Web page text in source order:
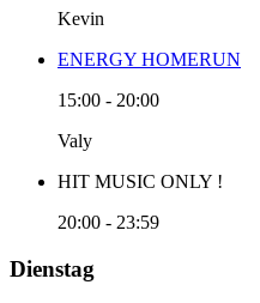
Kevin
ENERGY HOMERUN
15:00 - 20:00
Valy
HIT MUSIC ONLY !
20:00 - 23:59
Dienstag